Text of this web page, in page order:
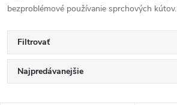
bezproblémové používanie sprchových kútov.
Filtrovať
R
Najpredávanejšie